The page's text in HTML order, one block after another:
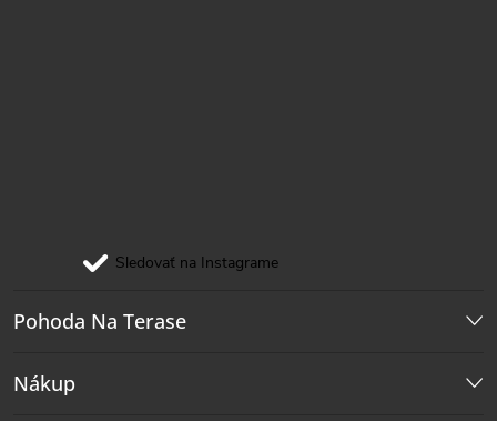
Sledovať na Instagrame
Pohoda Na Terase
Nákup